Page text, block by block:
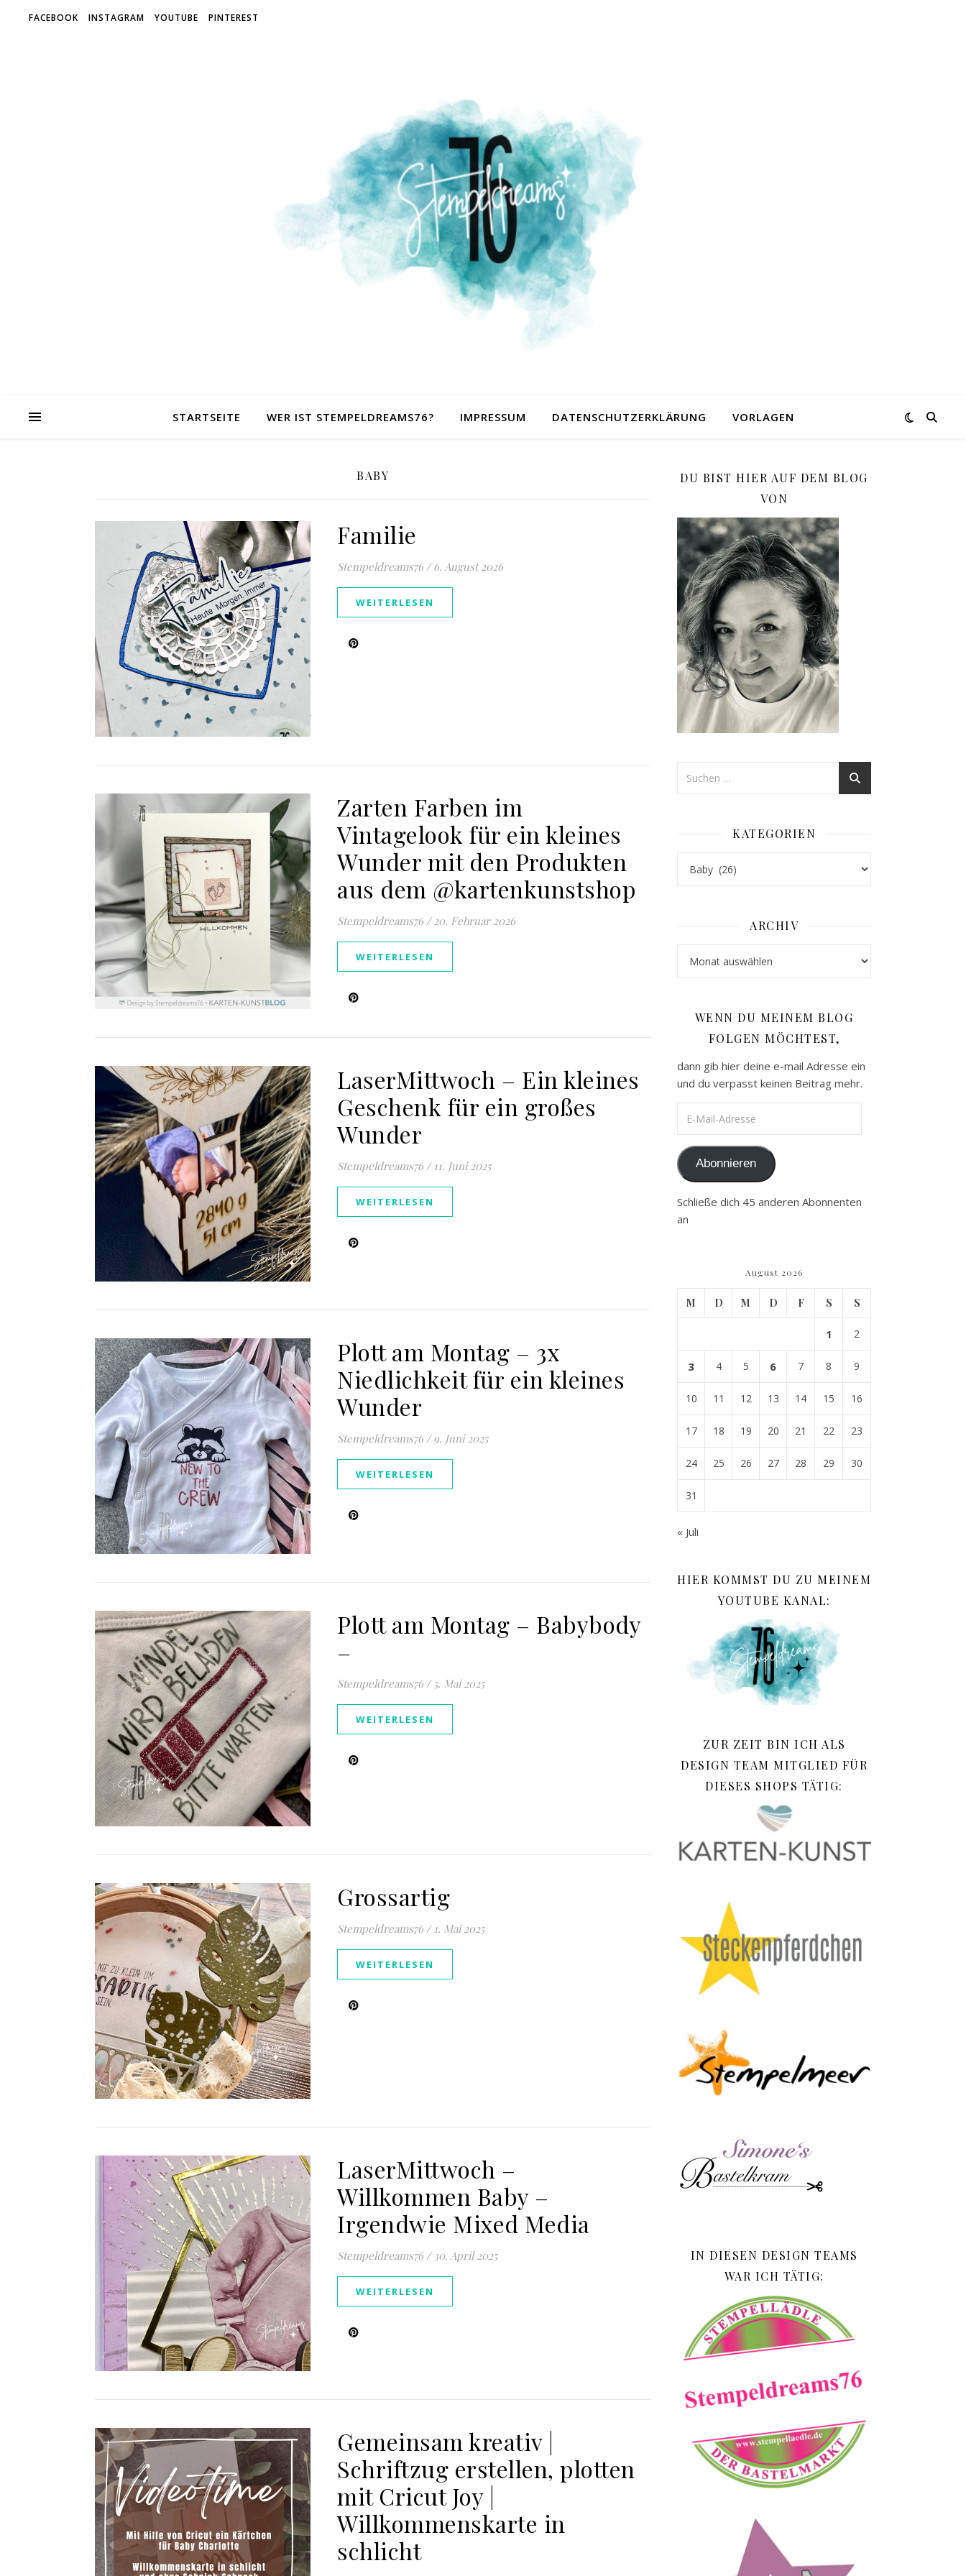
FACEBOOK INSTAGRAM YOUTUBE PINTEREST
STARTSEITE WER IST STEMPELDREAMS76? IMPRESSUM DATENSCHUTZERKLÄRUNG VORLAGEN
BABY
Familie
Stempeldreams76 / 6. August 2026
WEITERLESEN
Zarten Farben im
Vintagelook für ein kleines
Wunder mit den Produkten
aus dem @kartenkunstshop
Stempeldreams76 / 20. Februar 2026
WEITERLESEN
LaserMittwoch – Ein kleines
Geschenk für ein großes
Wunder
Stempeldreams76 / 11. Juni 2025
WEITERLESEN
Plott am Montag – 3x
Niedlichkeit für ein kleines
Wunder
Stempeldreams76 / 9. Juni 2025
WEITERLESEN
Plott am Montag – Babybody
–
Stempeldreams76 / 5. Mai 2025
WEITERLESEN
Grossartig
Stempeldreams76 / 1. Mai 2025
WEITERLESEN
LaserMittwoch –
Willkommen Baby –
Irgendwie Mixed Media
Stempeldreams76 / 30. April 2025
WEITERLESEN
Gemeinsam kreativ |
Schriftzug erstellen, plotten
mit Cricut Joy |
Willkommenskarte in
schlicht
DU BIST HIER AUF DEM BLOG
VON
KATEGORIEN
ARCHIV
WENN DU MEINEM BLOG
FOLGEN MÖCHTEST,
dann gib hier deine e-mail Adresse ein
und du verpasst keinen Beitrag mehr.
Abonnieren
Schließe dich 45 anderen Abonnenten
an
August 2026
M D M D F S S
1 2
3 4 5 6 7 8 9
10 11 12 13 14 15 16
17 18 19 20 21 22 23
24 25 26 27 28 29 30
31
« Juli
HIER KOMMST DU ZU MEINEM
YOUTUBE KANAL:
ZUR ZEIT BIN ICH ALS
DESIGN TEAM MITGLIED FÜR
DIESES SHOPS TÄTIG:
IN DIESEN DESIGN TEAMS
WAR ICH TÄTIG: